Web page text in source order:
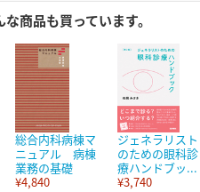
商品も買っています。
総合内科病棟マ
ニュアル 病棟
業務の基礎
¥4,840
ジェネラリスト
のための眼科診
療ハンドブッ...
¥3,740